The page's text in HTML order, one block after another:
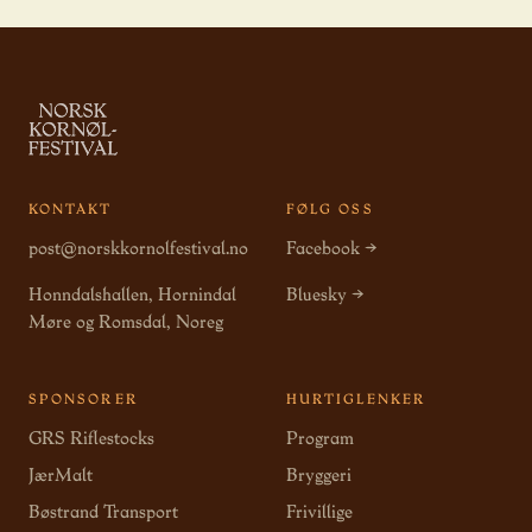
KONTAKT
post@norskkornolfestival.no
Honndalshallen, Hornindal
Møre og Romsdal, Noreg
FØLG OSS
Facebook →
Bluesky →
SPONSORER
GRS Riflestocks
JærMalt
Bøstrand Transport
HURTIGLENKER
Program
Bryggeri
Frivillige